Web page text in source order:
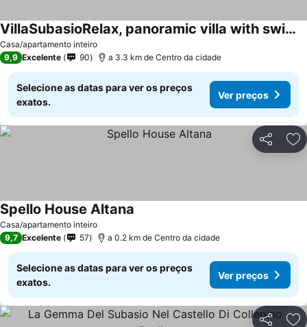
Casa/apartamento inteiro
VillaSubasioRelax, panoramic villa with swimming pool, natural park, Spello, Assisi
9,9 Excelente 90 a 3.3 km de Centro da cidade
Selecione as datas para ver os preços
exatos.
Ver preços
Partilhar
Casa/apartamento inteiro
Spello House Altana
9,7 Excelente 57 a 0.2 km de Centro da cidade
Selecione as datas para ver os preços
exatos.
Ver preços